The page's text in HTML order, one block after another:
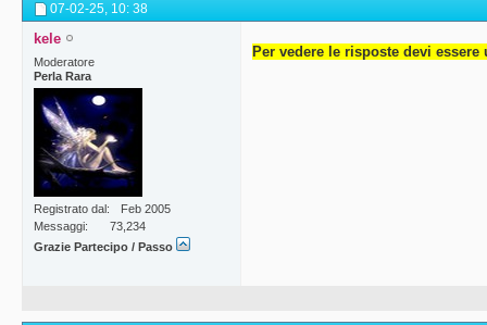
07-02-25, 10: 38
kele
Moderatore
Perla Rara
Registrato dal
Feb 2005
Messaggi
73,234
Grazie Partecipo / Passo
Per vedere le risposte devi